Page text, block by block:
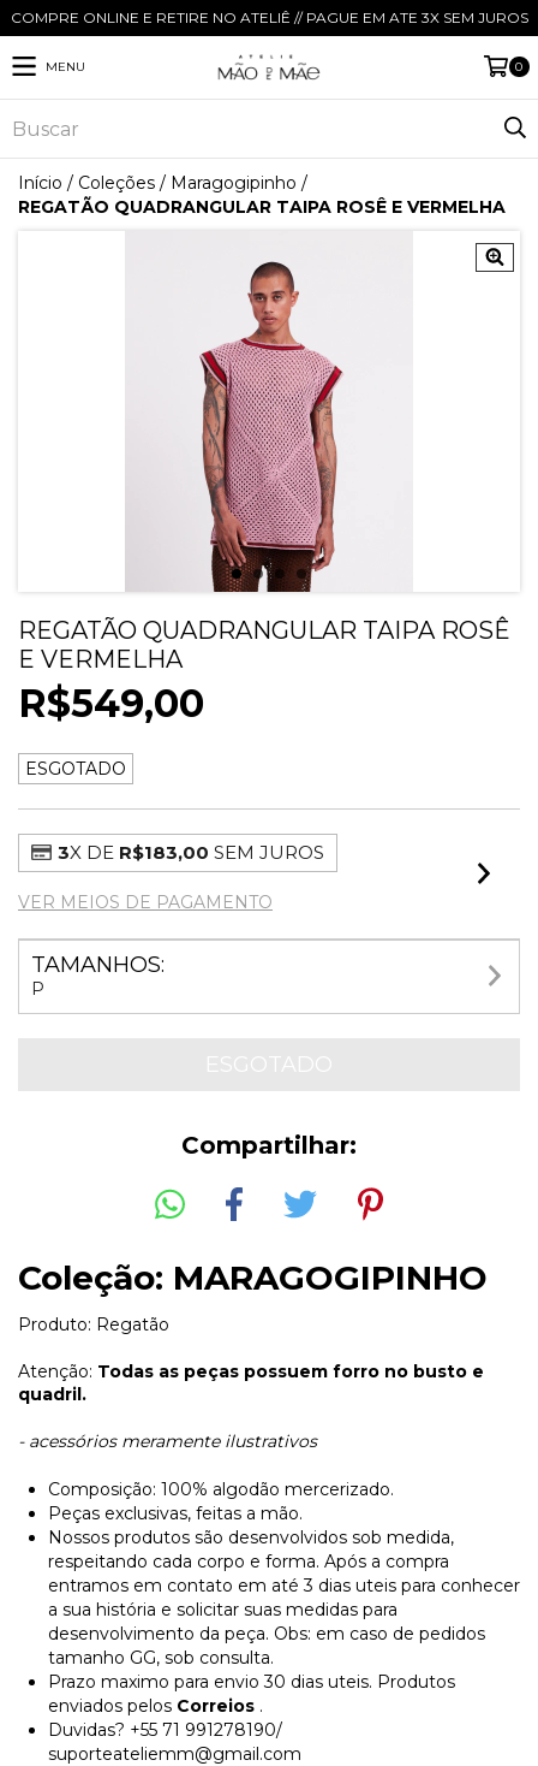
COMPRE ONLINE E RETIRE NO ATELIÊ // PAGUE EM ATE 3X SEM JUROS
MENU 0
Início / Coleções / Maragogipinho /
REGATÃO QUADRANGULAR TAIPA ROSÊ E VERMELHA
REGATÃO QUADRANGULAR TAIPA ROSÊ
E VERMELHA
R$549,00
ESGOTADO
3X DE R$183,00 SEM JUROS
VER MEIOS DE PAGAMENTO
TAMANHOS:
P
Compartilhar:
Coleção: MARAGOGIPINHO
Produto: Regatão
Atenção: Todas as peças possuem forro no busto e
quadril.
- acessórios meramente ilustrativos
Composição: 100% algodão mercerizado.
Peças exclusivas, feitas a mão.
Nossos produtos são desenvolvidos sob medida,
respeitando cada corpo e forma. Após a compra
entramos em contato em até 3 dias uteis para conhecer
a sua história e solicitar suas medidas para
desenvolvimento da peça. Obs: em caso de pedidos
tamanho GG, sob consulta.
Prazo maximo para envio 30 dias uteis. Produtos
enviados pelos Correios .
Duvidas? +55 71 991278190/
suporteateliemm@gmail.com